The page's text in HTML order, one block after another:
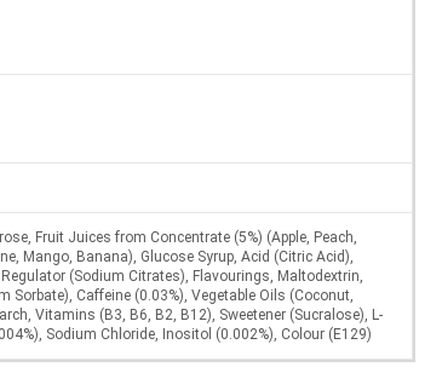
Fruit Juices from Concentrate (5%) (Apple, Peach,
Mango, Banana), Glucose Syrup, Acid (Citric Acid),
(Sodium Citrates), Flavourings, Maltodextrin,
Sorbate), Caffeine (0.03%), Vegetable Oils (Coconut,
Vitamins (B3, B6, B2, B12), Sweetener (Sucralose), L-
Sodium Chloride, Inositol (0.002%), Colour (E129)